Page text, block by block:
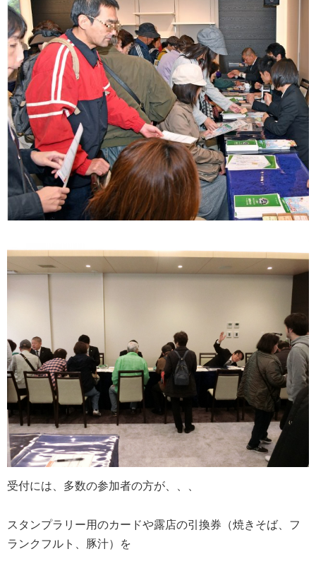
受付には、多数の参加者の方が、、、
スタンプラリー用のカードや露店の引換券（焼きそば、フ
ランクフルト、豚汁）を